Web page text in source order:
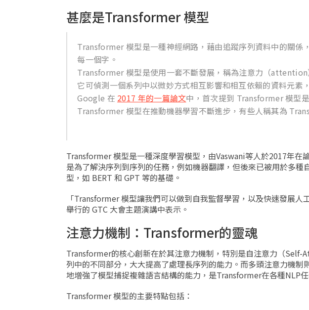
甚麼是Transformer 模型
Transformer 模型是一種神經網路，藉由追蹤序列資料中的關係
每一個字。
Transformer 模型是使用一套不斷發展，稱為注意力（
它可偵測一個系列中以微妙方式相互影響和相互依賴的資料元素
Google 在 2017 年的一篇論文中，首次提到 Transformer 模型
Transformer 模型在推動機器學習不斷進步，有些人稱其為
Transformer 模型是一種深度學習模型，由Vaswani等人於2017年
是為了解決序列到序列的任務，例如機器翻譯，但後來已被用於多
型，如 BERT 和 GPT 等的基礎。
「Transformer 模型讓我們可以做到自我監督學習，以及快速發展
舉行的 GTC 大會主題演講中表示。
注意力機制：Transformer的靈魂
Transformer的核心創新在於其注意力機制，特別是自注意力（
列中的不同部分，大大提高了處理長序列的能力。而多頭注意力機
地增強了模型捕捉複雜語言結構的能力，是Transformer在各種NLP
Transformer 模型的主要特點包括：